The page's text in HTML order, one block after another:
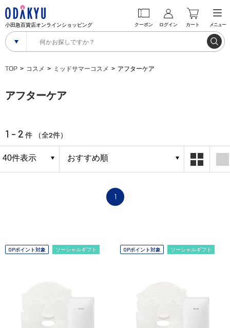
小田急百貨店オンラインショッピング クーポン ログイン カート メニュー
TOP コスメ ミッドサマーコスメ アフターケア
アフターケア
1 - 2 件 （全2件）
1
OPポイント対象 ソーシャルギフト OPポイント対象 ソーシャルギフト